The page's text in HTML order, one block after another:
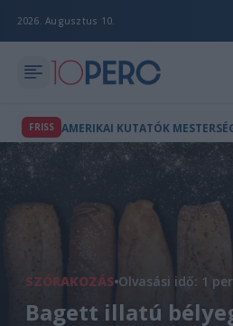
2026. Augusztus 10.
FRISS
SZÓRAKOZÁS Olvasási idő: 1
Bagett illatú